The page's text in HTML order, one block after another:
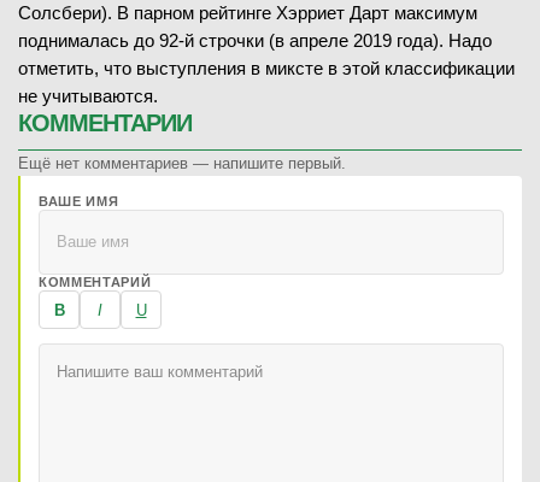
Солсбери). В парном рейтинге Хэрриет Дарт максимум
поднималась до 92-й строчки (в апреле 2019 года). Надо
отметить, что выступления в миксте в этой классификации
не учитываются.
КОММЕНТАРИИ
Ещё нет комментариев — напишите первый.
ВАШЕ ИМЯ
КОММЕНТАРИЙ
B I U